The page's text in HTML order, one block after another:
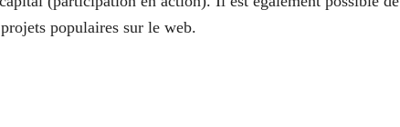
populaires sur le web.